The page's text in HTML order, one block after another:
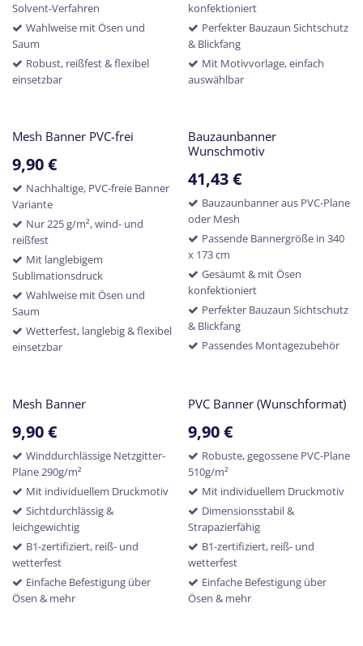
Solvent-Verfahren
Wahlweise mit Ösen und
Saum
Robust, reißfest & flexibel
einsetzbar
konfektioniert
Perfekter Bauzaun Sichtschutz
& Blickfang
Mit Motivvorlage, einfach
auswählbar
Mesh Banner PVC-frei
9,90€
Nachhaltige, PVC-freie Banner
Variante
Nur 225 g/m², wind- und
reißfest
Mit langlebigem
Sublimationsdruck
Wahlweise mit Ösen und
Saum
Wetterfest, langlebig & flexibel
einsetzbar
Bauzaunbanner
Wunschmotiv
41,43€
Bauzaunbanner aus PVC-Plane
oder Mesh
Passende Bannergröße in 340
x 173 cm
Gesäumt & mit Ösen
konfektioniert
Perfekter Bauzaun Sichtschutz
& Blickfang
Passendes Montagezubehör
Mesh Banner
9,90€
Winddurchlässige Netzgitter-
Plane 290g/m²
Mit individuellem Druckmotiv
Sichtdurchlässig &
leichgewichtig
B1-zertifiziert, reiß- und
wetterfest
Einfache Befestigung über
Ösen & mehr
PVC Banner (Wunschformat)
9,90€
Robuste, gegossene PVC-Plane
510g/m²
Mit individuellem Druckmotiv
Dimensionsstabil &
Strapazierfähig
B1-zertifiziert, reiß- und
wetterfest
Einfache Befestigung über
Ösen & mehr